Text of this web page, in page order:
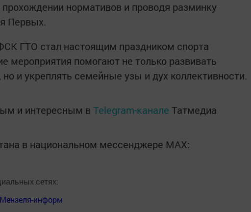
нормативов и проводя разминку
Первых.
ГТО стал настоящим праздником спорта
мероприятия помогают не только развивать
и укреплять семейные узы и дух коллективности.
и интересным в Telegram-канале Татмедиа
в национальном мессенджере MАХ:
сетях:
информ